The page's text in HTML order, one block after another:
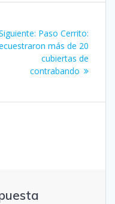
Siguiente
entrada:
Paso Cerrito:
más de 20
cubiertas de
contrabando